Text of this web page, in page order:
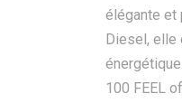
élégante et
Diesel, elle
100 FEEL